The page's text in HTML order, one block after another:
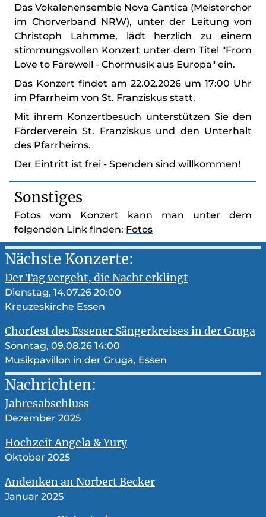
Das Vokalenensemble Nova Cantica (Meisterchor
im Chorverband NRW), unter der Leitung von
Christoph Lahmme, lädt herzlich zu einem
stimmungsvollen Konzert unter dem Titel "From
Love to Farewell - Chormusik aus Europa" ein.
Das Konzert findet am 22.02.2026 um 17:00 Uhr
im Pfarrheim von St. Franziskus statt.
Mit ihrem Konzertbesuch unterstützen Sie den
Förderverein St. Franziskus und den Unterhalt
des Pfarrheims.
Der Eintritt ist frei - Spenden sind willkommen!
Sonstiges
Fotos vom Konzert kann man unter dem
folgenden Link finden: Fotos
Nächste Konzerte:
Der Tag vergeht, die Nacht erklingt
Dienstag, 14.07.26 20:00
Kreuzeskirche Essen
Chorfest des Essener Sängerkreises in der Gruga
Sonntag, 09.08.26 14:00
Musikpavillon in der Gruga, Essen
Nachrichten:
Jahresabschluss
Dezember 2025
Hochzeit Angela & Yury
Oktober 2025
Andenken an Norbert Becker
Januar 2025